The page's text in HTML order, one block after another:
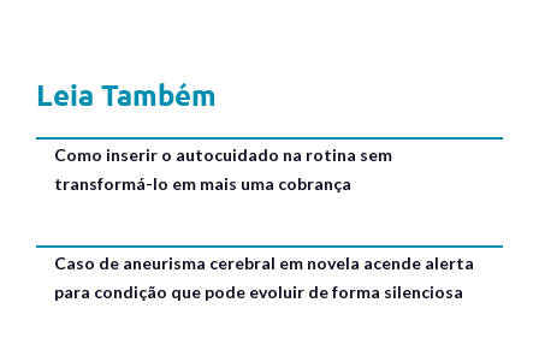
Leia Também
Como inserir o autocuidado na rotina sem
transformá-lo em mais uma cobrança
Caso de aneurisma cerebral em novela acende alerta
para condição que pode evoluir de forma silenciosa